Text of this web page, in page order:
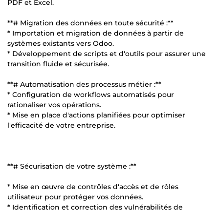
PDF et Excel.
**# Migration des données en toute sécurité :**
* Importation et migration de données à partir de
systèmes existants vers Odoo.
* Développement de scripts et d'outils pour assurer une
transition fluide et sécurisée.
**# Automatisation des processus métier :**
* Configuration de workflows automatisés pour
rationaliser vos opérations.
* Mise en place d'actions planifiées pour optimiser
l'efficacité de votre entreprise.
**# Sécurisation de votre système :**
* Mise en œuvre de contrôles d'accès et de rôles
utilisateur pour protéger vos données.
* Identification et correction des vulnérabilités de